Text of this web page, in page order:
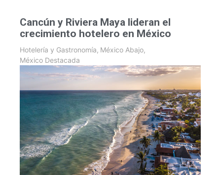
Cancún y Riviera Maya lideran el
crecimiento hotelero en México
Hotelería y Gastronomía, México Abajo,
México Destacada